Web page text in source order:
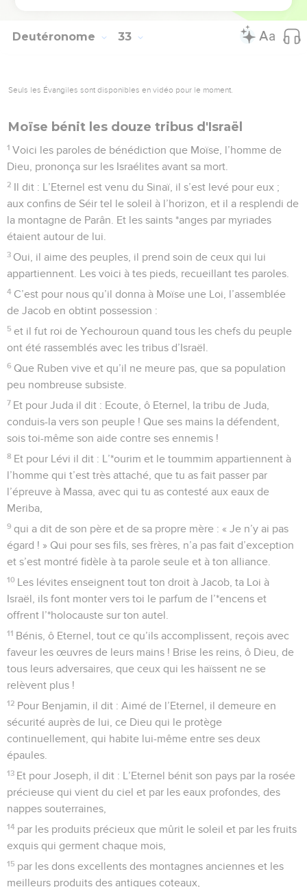
Deutéronome 33
Seuls les Évangiles sont disponibles en vidéo pour le moment.
Moïse bénit les douze tribus d'Israël
1 Voici les paroles de bénédiction que Moïse, l’homme de
Dieu, prononça sur les Israélites avant sa mort.
2 Il dit : L’Eternel est venu du Sinaï, il s’est levé pour eux ;
aux confins de Séir tel le soleil à l’horizon, et il a resplendi de
la montagne de Parân. Et les saints *anges par myriades
étaient autour de lui.
3 Oui, il aime des peuples, il prend soin de ceux qui lui
appartiennent. Les voici à tes pieds, recueillant tes paroles.
4 C’est pour nous qu’il donna à Moïse une Loi, l’assemblée
de Jacob en obtint possession :
5 et il fut roi de Yechouroun quand tous les chefs du peuple
ont été rassemblés avec les tribus d’Israël.
6 Que Ruben vive et qu’il ne meure pas, que sa population
peu nombreuse subsiste.
7 Et pour Juda il dit : Ecoute, ô Eternel, la tribu de Juda,
conduis-la vers son peuple ! Que ses mains la défendent,
sois toi-même son aide contre ses ennemis !
8 Et pour Lévi il dit : L’*ourim et le toummim appartiennent à
l’homme qui t’est très attaché, que tu as fait passer par
l’épreuve à Massa, avec qui tu as contesté aux eaux de
Meriba,
9 qui a dit de son père et de sa propre mère : « Je n’y ai pas
égard ! » Qui pour ses fils, ses frères, n’a pas fait d’exception
et s’est montré fidèle à ta parole seule et à ton alliance.
10 Les lévites enseignent tout ton droit à Jacob, ta Loi à
Israël, ils font monter vers toi le parfum de l’*encens et
offrent l’*holocauste sur ton autel.
11 Bénis, ô Eternel, tout ce qu’ils accomplissent, reçois avec
faveur les œuvres de leurs mains ! Brise les reins, ô Dieu, de
tous leurs adversaires, que ceux qui les haïssent ne se
relèvent plus !
12 Pour Benjamin, il dit : Aimé de l’Eternel, il demeure en
sécurité auprès de lui, ce Dieu qui le protège
continuellement, qui habite lui-même entre ses deux
épaules.
13 Et pour Joseph, il dit : L’Eternel bénit son pays par la rosée
précieuse qui vient du ciel et par les eaux profondes, des
nappes souterraines,
14 par les produits précieux que mûrit le soleil et par les fruits
exquis qui germent chaque mois,
15 par les dons excellents des montagnes anciennes et les
meilleurs produits des antiques coteaux,